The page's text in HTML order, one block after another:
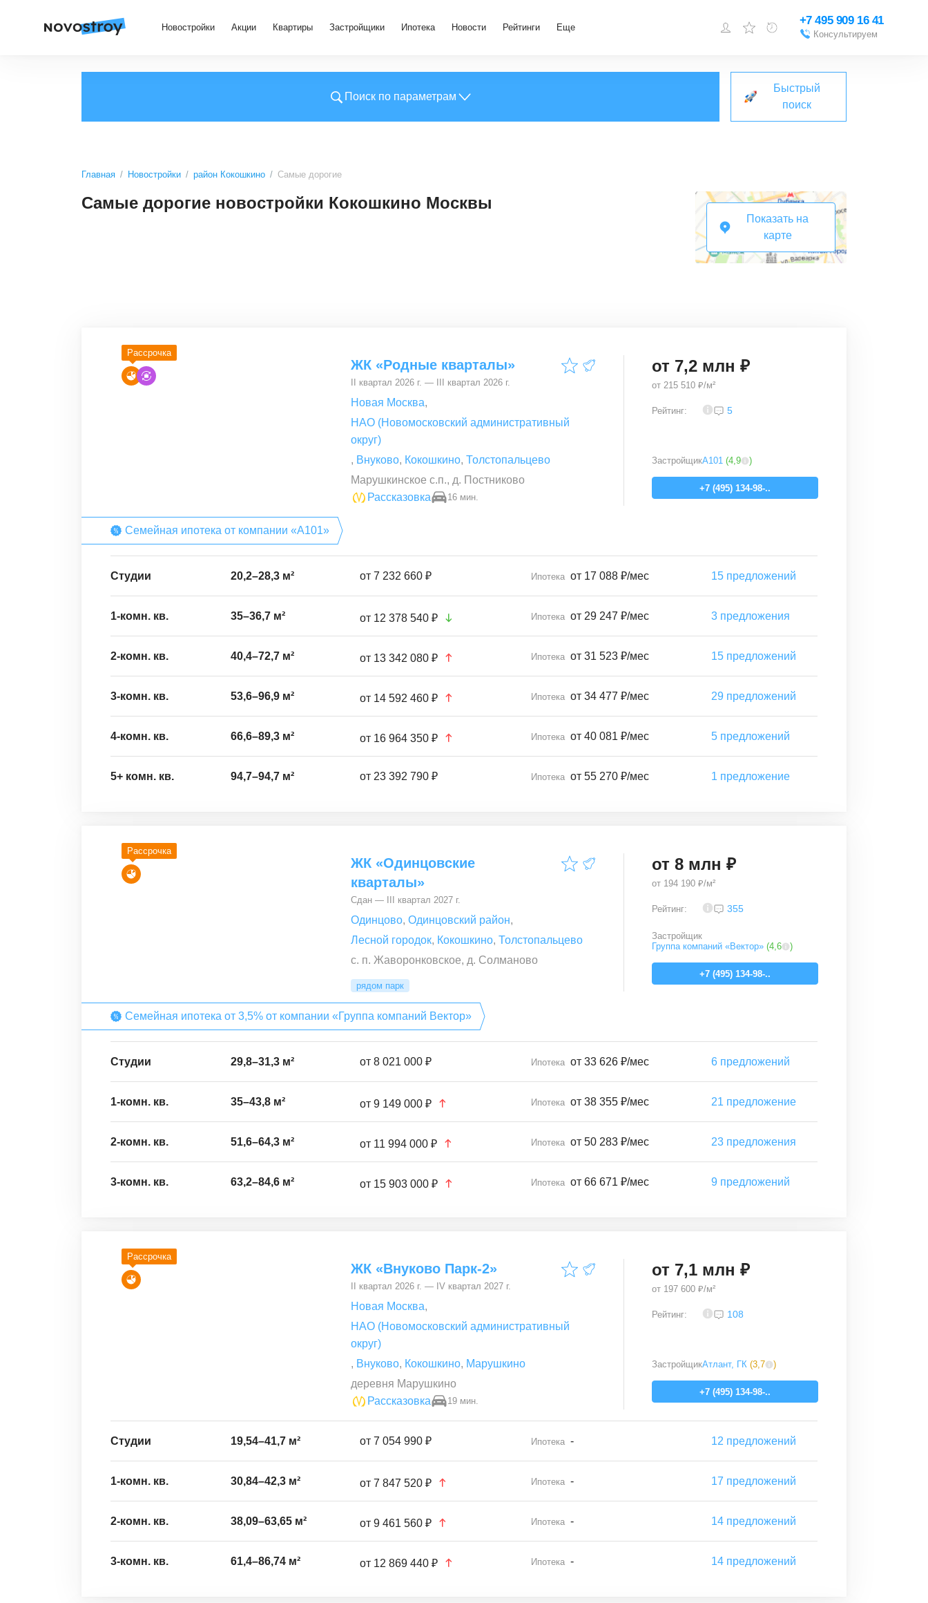
Новостройки Акции Квартиры Застройщики Ипотека Новости Рейтинги Еще
зарегистрироваться
Добавить объект
+7 495 909 16 41
Консультируем
Поиск по параметрам
Быстрый
поиск
Главная Новостройки район Кокошкино Самые дорогие
Самые дорогие новостройки Кокошкино Москвы
Показать на
карте
Рассрочка
ЖК «Родные кварталы»
II квартал 2026 г. — III квартал 2026 г.
Новая Москва,
НАО (Новомосковский административный
округ)
, Внуково, Кокошкино, Толстопальцево
Марушкинское с.п., д. Постниково
Рассказовка
16 мин.
от 7,2 млн ₽
от 215 510 ₽/м²
Рейтинг: 5
ЗастройщикА101 (4,9 )
+7 (495) 134-98-..
Семейная ипотека от компании «А101»
Студии 20,2–28,3 м² от 7 232 660 ₽ Ипотека от 17 088 ₽/мес 15 предложений
1-комн. кв. 35–36,7 м² от 12 378 540 ₽ Ипотека от 29 247 ₽/мес 3 предложения
2-комн. кв. 40,4–72,7 м² от 13 342 080 ₽ Ипотека от 31 523 ₽/мес 15 предложений
3-комн. кв. 53,6–96,9 м² от 14 592 460 ₽ Ипотека от 34 477 ₽/мес 29 предложений
4-комн. кв. 66,6–89,3 м² от 16 964 350 ₽ Ипотека от 40 081 ₽/мес 5 предложений
5+ комн. кв. 94,7–94,7 м² от 23 392 790 ₽ Ипотека от 55 270 ₽/мес 1 предложение
Рассрочка
ЖК «Одинцовские
кварталы»
Сдан — III квартал 2027 г.
Одинцово, Одинцовский район,
Лесной городок, Кокошкино, Толстопальцево
с. п. Жаворонковское, д. Солманово
рядом парк
от 8 млн ₽
от 194 190 ₽/м²
Рейтинг: 355
Застройщик
Группа компаний «Вектор» (4,6 )
+7 (495) 134-98-..
Семейная ипотека от 3,5% от компании «Группа компаний Вектор»
Студии 29,8–31,3 м² от 8 021 000 ₽ Ипотека от 33 626 ₽/мес 6 предложений
1-комн. кв. 35–43,8 м² от 9 149 000 ₽ Ипотека от 38 355 ₽/мес 21 предложение
2-комн. кв. 51,6–64,3 м² от 11 994 000 ₽ Ипотека от 50 283 ₽/мес 23 предложения
3-комн. кв. 63,2–84,6 м² от 15 903 000 ₽ Ипотека от 66 671 ₽/мес 9 предложений
Рассрочка
ЖК «Внуково Парк-2»
II квартал 2026 г. — IV квартал 2027 г.
Новая Москва,
НАО (Новомосковский административный
округ)
, Внуково, Кокошкино, Марушкино
деревня Марушкино
Рассказовка
19 мин.
от 7,1 млн ₽
от 197 600 ₽/м²
Рейтинг: 108
ЗастройщикАтлант, ГК (3,7 )
+7 (495) 134-98-..
Студии 19,54–41,7 м² от 7 054 990 ₽ Ипотека - 12 предложений
1-комн. кв. 30,84–42,3 м² от 7 847 520 ₽ Ипотека - 17 предложений
2-комн. кв. 38,09–63,65 м² от 9 461 560 ₽ Ипотека - 14 предложений
3-комн. кв. 61,4–86,74 м² от 12 869 440 ₽ Ипотека - 14 предложений